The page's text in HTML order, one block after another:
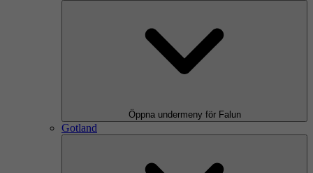
Öppna undermeny för Falun
Gotland